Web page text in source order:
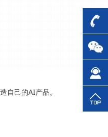
自己的AI产品。